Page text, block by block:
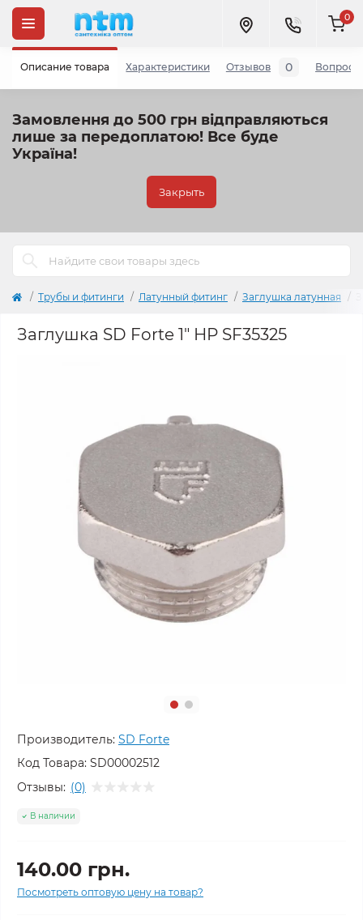
Замовлення до 500 грн відправляються
лише за передоплатою! Все буде
Україна!
Закрыть
0
Трубы и фитинги Латунный фитинг Заглушка латунная
Заглушка SD Forte 1" НР SF35325
Производитель: SD Forte
Код Товара: SD00002512
Отзывы: (0)
В наличии
140.00 грн.
Посмотреть оптовую цену на товар?
Описание товара Характеристики Отзывов 0 Вопросы